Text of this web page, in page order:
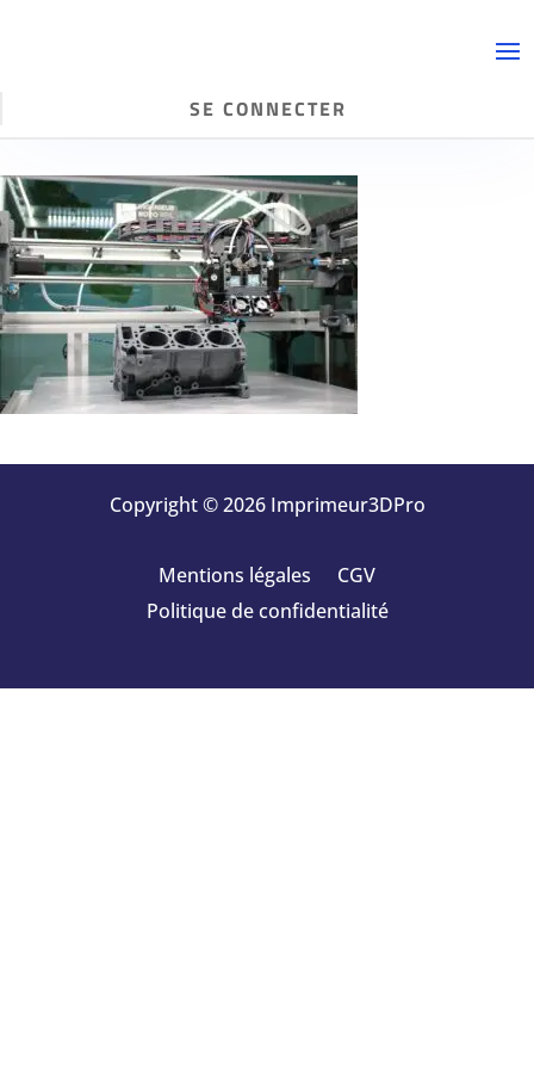
SE CONNECTER
Copyright © 2026 Imprimeur3DPro
Mentions légales
CGV
Politique de confidentialité